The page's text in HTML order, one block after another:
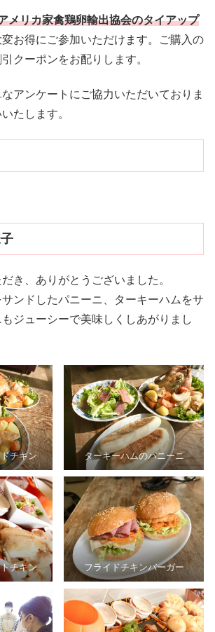
メリカ家禽鶏卵輸出協会のタイアップ
お得にご参加いただけます。ご購入の
クーポンをお配りします。
アンケートにご協力いただいておりま
たします。
き、ありがとうございました。
ンドしたパニーニ、ターキーハムをサ
ジューシーで美味しくしあがりまし
チキン ターキーハムのパニーニ
チキン フライドチキンバーガー